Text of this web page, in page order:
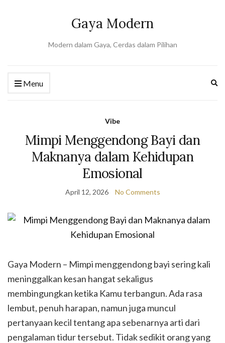
Gaya Modern
Modern dalam Gaya, Cerdas dalam Pilihan
Menu
Vibe
Mimpi Menggendong Bayi dan
Maknanya dalam Kehidupan
Emosional
April 12, 2026 No Comments
Gaya Modern – Mimpi menggendong bayi sering kali
meninggalkan kesan hangat sekaligus
membingungkan ketika Kamu terbangun. Ada rasa
lembut, penuh harapan, namun juga muncul
pertanyaan kecil tentang apa sebenarnya arti dari
pengalaman tidur tersebut. Tidak sedikit orang yang